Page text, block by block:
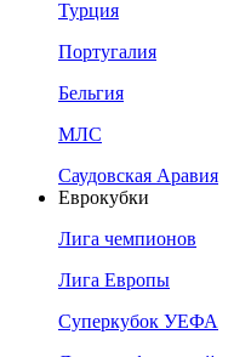
Турция
Португалия
Бельгия
МЛС
Саудовская Аравия
Еврокубки
Лига чемпионов
Лига Европы
Суперкубок УЕФА